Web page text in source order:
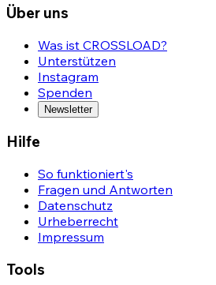
Über uns
Was ist CROSSLOAD?
Unterstützen
Instagram
Spenden
Newsletter
Hilfe
So funktioniert's
Fragen und Antworten
Datenschutz
Urheberrecht
Impressum
Tools